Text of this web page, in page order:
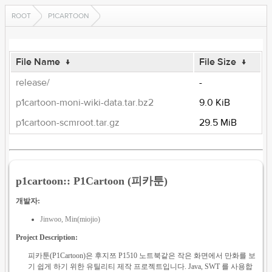
ROOT P1CARTOON
File Name ↓ File Size ↓
release/
-
p1cartoon-moni-wiki-data.tar.bz2
9.0 KiB
p1cartoon-scmroot.tar.gz
29.5 MiB
p1cartoon:: P1Cartoon (피카툰)
개발자:
Jinwoo, Min(miojio)
Project Description:
피카툰(P1Cartoon)은 후지쯔 P1510 노트북같은 작은 화면에서 만화를 보
기 쉽게 하기 위한 유틸리티 제작 프로젝트입니다. Java, SWT 를 사용합